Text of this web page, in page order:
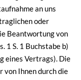
an uns
oder
Beantwortung von
1 S. 1 Buchstabe b)
eines Vertrags). Die
von Ihnen durch die